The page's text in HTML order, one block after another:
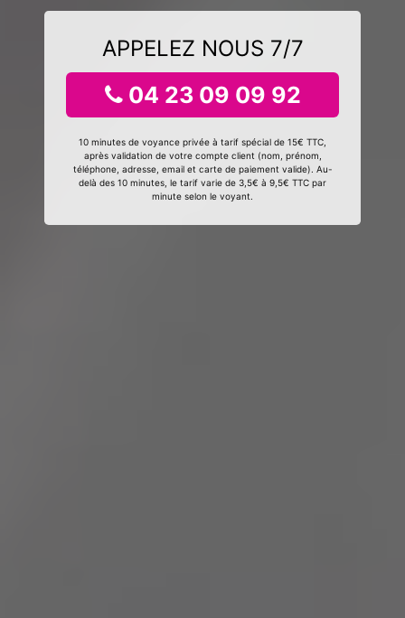
APPELEZ NOUS 7/7
04 23 09 09 92
10 minutes de voyance privée à tarif spécial de 15€ TTC,
après validation de votre compte client (nom, prénom,
téléphone, adresse, email et carte de paiement valide). Au-
delà des 10 minutes, le tarif varie de 3,5€ à 9,5€ TTC par
minute selon le voyant.